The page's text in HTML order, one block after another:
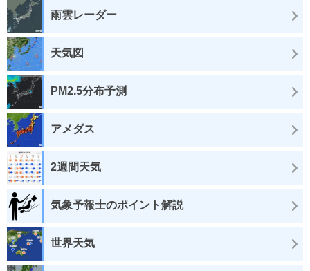
雨雲レーダー
天気図
PM2.5分布予測
アメダス
2週間天気
気象予報士のポイント解説
世界天気